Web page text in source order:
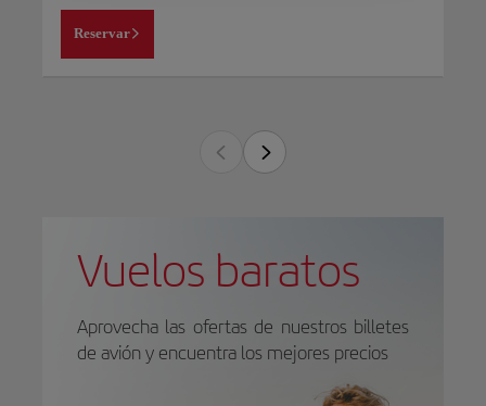
Reservar
Vuelos baratos
Aprovecha las ofertas de nuestros billetes
de avión y encuentra los mejores precios